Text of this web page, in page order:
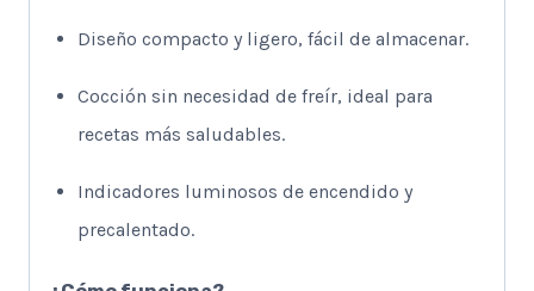
Diseño compacto y ligero, fácil de almacenar.
Cocción sin necesidad de freír, ideal para
recetas más saludables.
Indicadores luminosos de encendido y
precalentado.